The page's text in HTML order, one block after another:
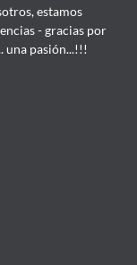
estamos
- gracias por
una pasión...!!!